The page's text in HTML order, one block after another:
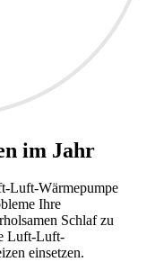
im Jahr
Luft-Wärmepumpe
Ihre
Schlaf zu
Luft-Luft-
einsetzen.